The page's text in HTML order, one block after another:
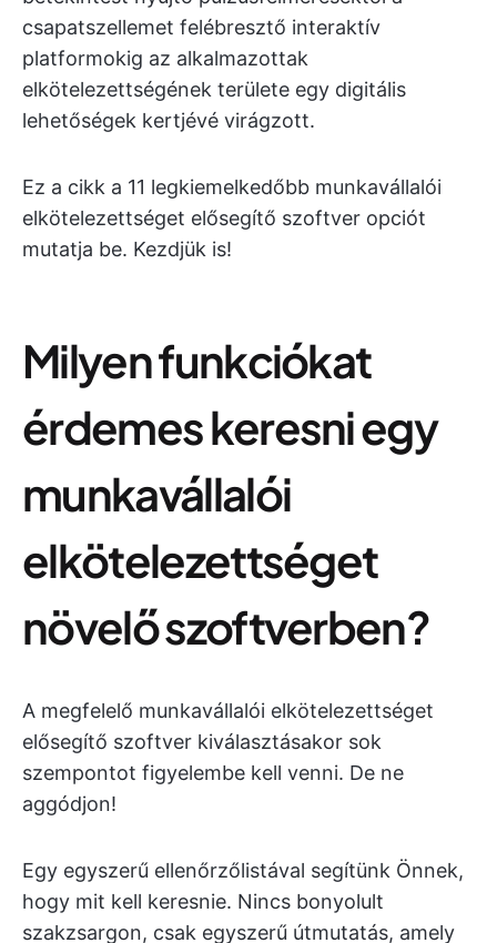
csapatszellemet felébresztő interaktív
platformokig az alkalmazottak
elkötelezettségének területe egy digitális
lehetőségek kertjévé virágzott.
Ez a cikk a 11 legkiemelkedőbb munkavállalói
elkötelezettséget elősegítő szoftver opciót
mutatja be. Kezdjük is!
Milyen funkciókat
érdemes keresni egy
munkavállalói
elkötelezettséget
növelő szoftverben?
A megfelelő munkavállalói elkötelezettséget
elősegítő szoftver kiválasztásakor sok
szempontot figyelembe kell venni. De ne
aggódjon!
Egy egyszerű ellenőrzőlistával segítünk Önnek,
hogy mit kell keresnie. Nincs bonyolult
szakzsargon, csak egyszerű útmutatás, amely